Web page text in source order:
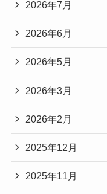
2026年7月
2026年6月
2026年5月
2026年3月
2026年2月
2025年12月
2025年11月